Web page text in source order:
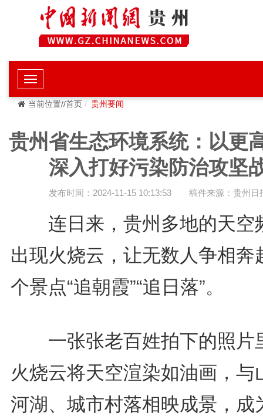
当前位置//首页 贵州要闻
贵州省生态环境系统：以更
深入打好污染防治攻坚
发布时间：2024-11-15 10:13:53 稿件来源：贵州日
连日来，贵州多地的天空
出现火烧云，让无数人争相奔
个景点“追朝霞”“追日落”。
一张张老百姓拍下的照片
火烧云将天空渲染如油画，与
河湖、城市村落相映成景，成